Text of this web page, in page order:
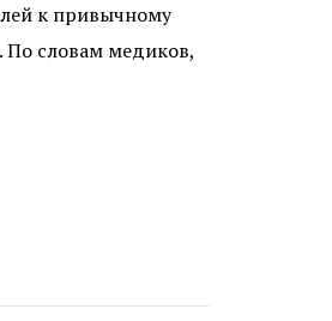
к привычному
По словам медиков,